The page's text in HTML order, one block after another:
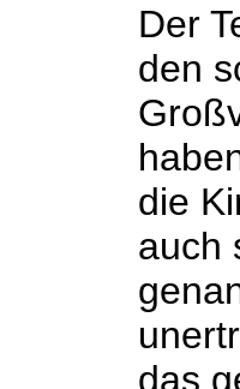
Der
den
die
auch
das